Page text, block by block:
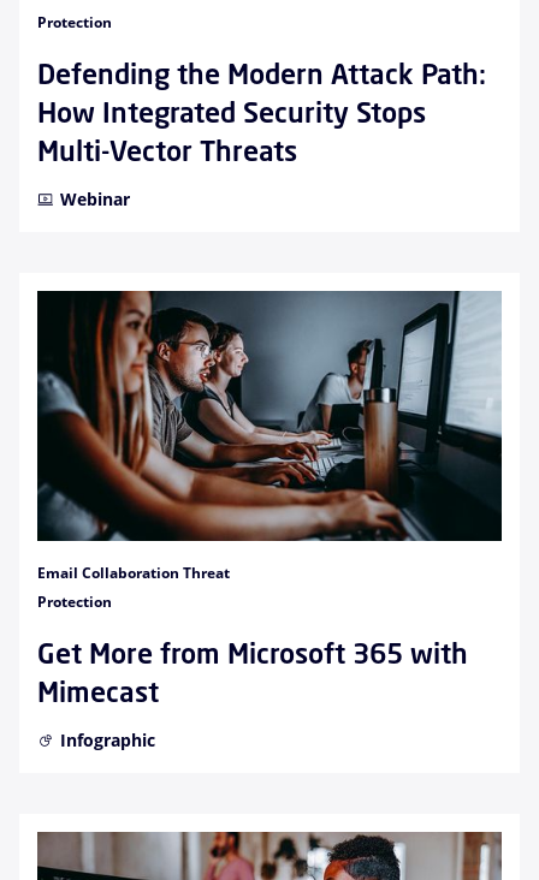
Protection
Defending the Modern Attack Path:
How Integrated Security Stops
Multi-Vector Threats
Webinar
Email Collaboration Threat
Protection
Get More from Microsoft 365 with
Mimecast
Infographic